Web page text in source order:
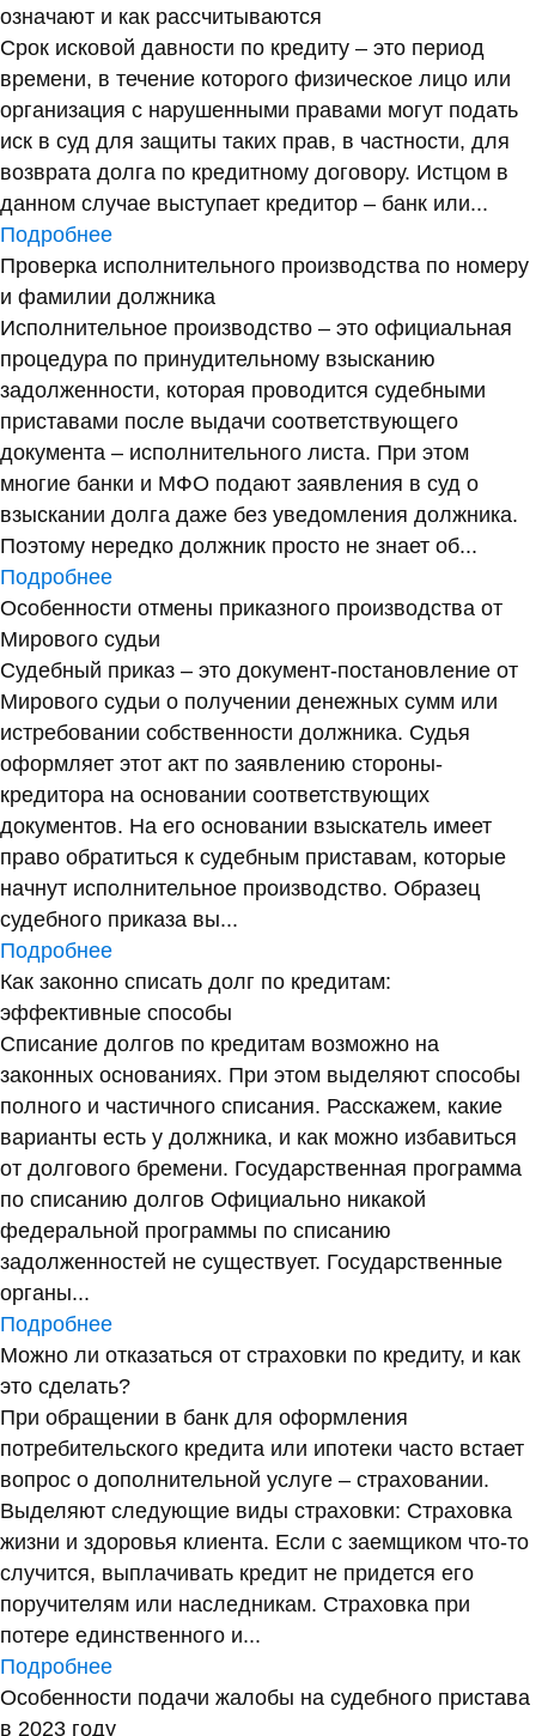
означают и как рассчитываются
Срок исковой давности по кредиту – это период
времени, в течение которого физическое лицо или
организация с нарушенными правами могут подать
иск в суд для защиты таких прав, в частности, для
возврата долга по кредитному договору. Истцом в
данном случае выступает кредитор – банк или...
Подробнее
Проверка исполнительного производства по номеру
и фамилии должника
Исполнительное производство – это официальная
процедура по принудительному взысканию
задолженности, которая проводится судебными
приставами после выдачи соответствующего
документа – исполнительного листа. При этом
многие банки и МФО подают заявления в суд о
взыскании долга даже без уведомления должника.
Поэтому нередко должник просто не знает об...
Подробнее
Особенности отмены приказного производства от
Мирового судьи
Судебный приказ – это документ-постановление от
Мирового судьи о получении денежных сумм или
истребовании собственности должника. Судья
оформляет этот акт по заявлению стороны-
кредитора на основании соответствующих
документов. На его основании взыскатель имеет
право обратиться к судебным приставам, которые
начнут исполнительное производство. Образец
судебного приказа вы...
Подробнее
Как законно списать долг по кредитам:
эффективные способы
Списание долгов по кредитам возможно на
законных основаниях. При этом выделяют способы
полного и частичного списания. Расскажем, какие
варианты есть у должника, и как можно избавиться
от долгового бремени. Государственная программа
по списанию долгов Официально никакой
федеральной программы по списанию
задолженностей не существует. Государственные
органы...
Подробнее
Можно ли отказаться от страховки по кредиту, и как
это сделать?
При обращении в банк для оформления
потребительского кредита или ипотеки часто встает
вопрос о дополнительной услуге – страховании.
Выделяют следующие виды страховки: Страховка
жизни и здоровья клиента. Если с заемщиком что-то
случится, выплачивать кредит не придется его
поручителям или наследникам. Страховка при
потере единственного и...
Подробнее
Особенности подачи жалобы на судебного пристава
в 2023 году